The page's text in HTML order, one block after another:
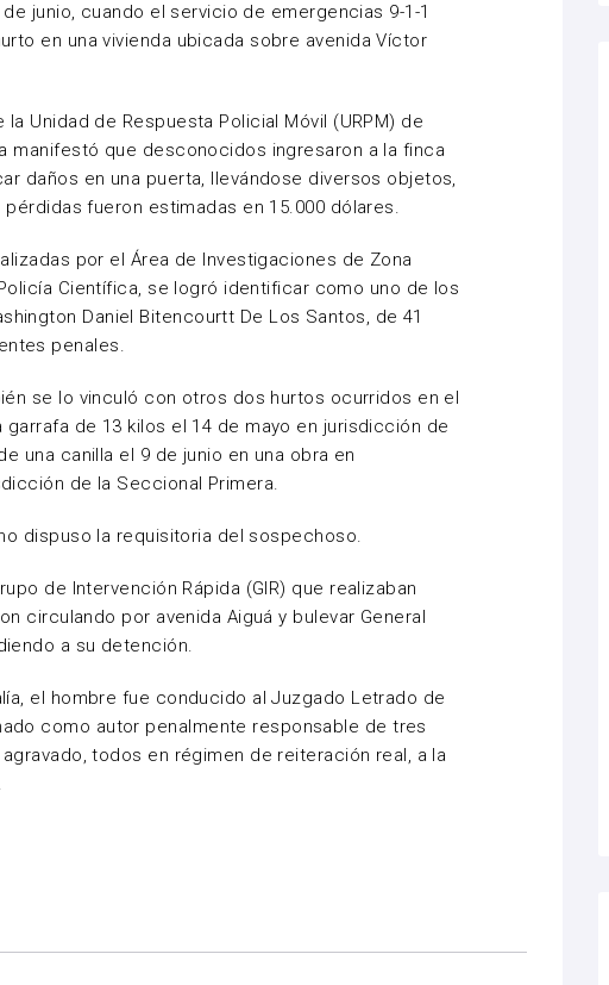
junio, cuando el servicio de emergencias 9-1-1
en una vivienda ubicada sobre avenida Víctor
Unidad de Respuesta Policial Móvil (URPM) de
manifestó que desconocidos ingresaron a la finca
daños en una puerta, llevándose diversos objetos,
fueron estimadas en 15.000 dólares.
por el Área de Investigaciones de Zona
Científica, se logró identificar como uno de los
Daniel Bitencourtt De Los Santos, de 41
penales.
se lo vinculó con otros dos hurtos ocurridos en el
de 13 kilos el 14 de mayo en jurisdicción de
una canilla el 9 de junio en una obra en
de la Seccional Primera.
dispuso la requisitoria del sospechoso.
de Intervención Rápida (GIR) que realizaban
circulando por avenida Aiguá y bulevar General
a su detención.
el hombre fue conducido al Juzgado Letrado de
como autor penalmente responsable de tres
todos en régimen de reiteración real, a la